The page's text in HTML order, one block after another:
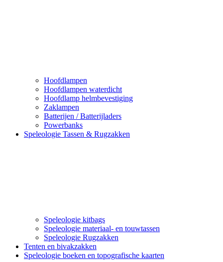
Hoofdlampen
Hoofdlampen waterdicht
Hoofdlamp helmbevestiging
Zaklampen
Batterijen / Batterijladers
Powerbanks
Speleologie Tassen & Rugzakken
Speleologie kitbags
Speleologie materiaal- en touwtassen
Speleologie Rugzakken
Tenten en bivakzakken
Speleologie boeken en topografische kaarten